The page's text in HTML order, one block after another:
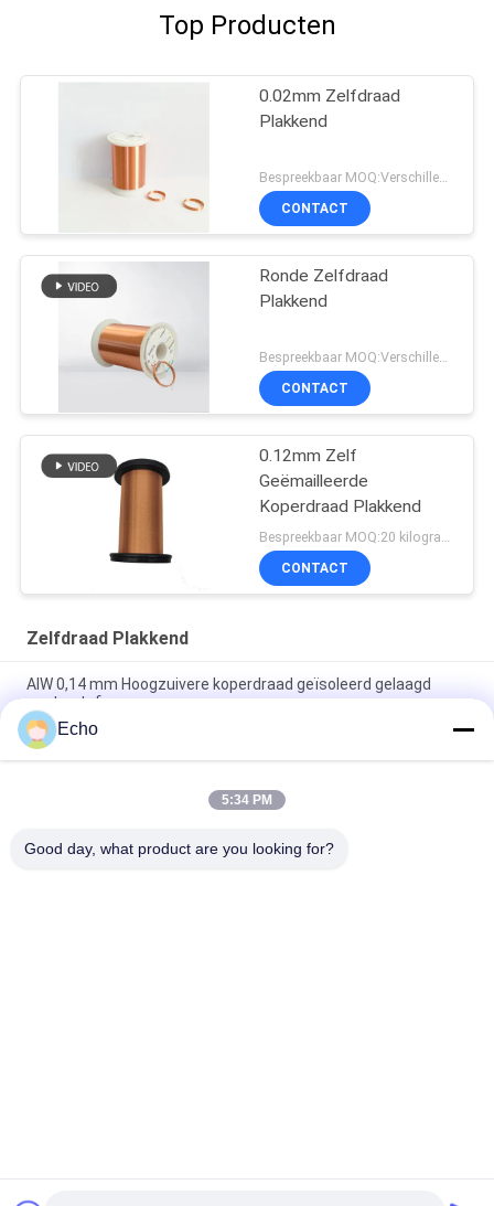
Top Producten
0.02mm Zelfdraad
Plakkend
Bespreekbaar MOQ:Verschillende types met differet MOQ
CONTACT
Ronde Zelfdraad
Plakkend
CONTACT
0.12mm Zelf
Geëmailleerde
Koperdraad Plakkend
CONTACT
Zelfdraad Plakkend
AIW 0,14 mm Hoogzuivere koperdraad geïsoleerd gelaagd
vaste stof
AIW220 0,14 mm koperdraad met warm windglazuur voor
elektrische apparatuur
Gauge 35 AWG Emailleed koperdraad zelfklevend
Echo
5:34 PM
Good day, what product are you looking for?